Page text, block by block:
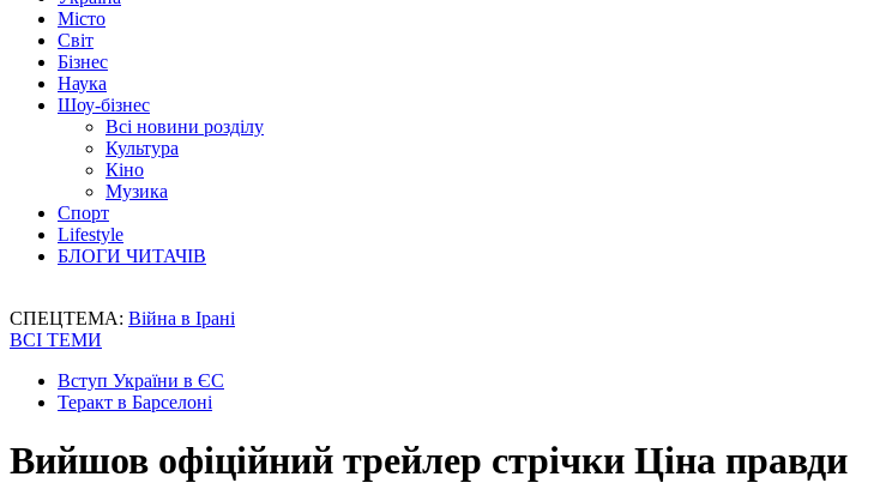
Місто
Світ
Бізнес
Наука
Шоу-бізнес
Всі новини розділу
Культура
Кіно
Музика
Спорт
Lifestyle
БЛОГИ ЧИТАЧІВ
СПЕЦТЕМА: Війна в Ірані
ВСІ ТЕМИ
Вступ України в ЄС
Теракт в Барселоні
Вийшов офіційний трейлер стрічки Ціна правди